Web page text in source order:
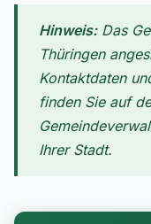
Hinweis:Das
Thüringen
Kontaktdaten
finden Sie auf
Ihrer Stadt.